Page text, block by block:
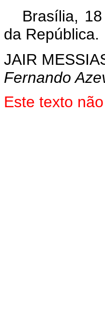
Brasília,
da República.
JAIR
Fernando
Este texto